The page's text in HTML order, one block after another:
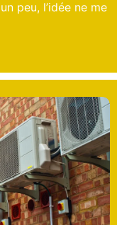
peu, l’idée ne me